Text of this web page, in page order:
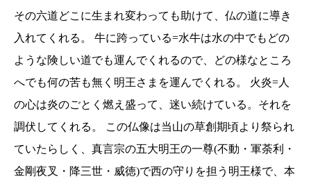
その六道どこに生まれ変わっても助けて、仏の道に導き
入れてくれる。 牛に跨っている=水牛は水の中でもどの
ような険しい道でも運んでくれるので、どの様なところ
へでも何の苦も無く明王さまを運んでくれる。 火炎=人
の心は炎のごとく燃え盛って、迷い続けている。それを
調伏してくれる。 この仏像は当山の草創期頃より祭られ
ていたらしく、真言宗の五大明王の一尊(不動・軍荼利・
金剛夜叉・降三世・威徳)で西の守りを担う明王様で、本